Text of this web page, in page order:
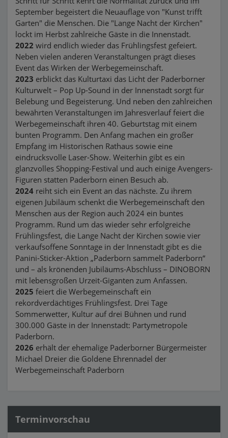
September begeistert die Neuauflage von "Kunst trifft
Garten" die Menschen. Die "Lange Nacht der Kirchen"
lockt im Herbst zahlreiche Gäste in die Innenstadt.
2022 wird endlich wieder das Frühlingsfest gefeiert.
Neben vielen anderen Veranstaltungen prägt dieses
Event das Wirken der Werbegemeinschaft.
2023 erblickt das Kulturtaxi das Licht der Paderborner
Kulturwelt – Pop Up-Sound in der Innenstadt sorgt für
Belebung und Begeisterung. Und neben den zahlreichen
bewährten Veranstaltungen im Jahresverlauf feiert die
Werbegemeinschaft ihren 40. Geburtstag mit einem
bunten Programm. Den Anfang machen ein großer
Empfang im Historischen Rathaus sowie eine
eindrucksvolle Laser-Show. Weiterhin gibt es ein
glanzvolles Shopping-Festival und auch einige Avengers-
Figuren statten Paderborn einen Besuch ab.
2024 reiht sich ein Event an das nächste. Zu ihrem
eigenen Jubiläum schenkt die Werbegemeinschaft den
Menschen aus der Region auch 2024 ein buntes
Programm. Rund um das wieder sehr erfolgreiche
Frühlingsfest, die Lange Nacht der Kirchen sowie vier
verkaufsoffene Sonntage in der Innenstadt gibt es die
Panini-Sticker-Aktion „Paderborn sammelt Paderborn“
und – als krönenden Jubiläums-Abschluss – DINOBORN
mit lebensgroßen Urzeit-Giganten zum Anfassen.
2025 feiert die Werbegemeinschaft ein
rekordverdächtiges Frühlingsfest. Drei Tage
Sommerwetter, Kultur auf drei Bühnen und rund
300.000 Gäste in der Innenstadt: Partymetropole
Paderborn.
2026 erhält der ehemalige Paderborner Bürgermeister
Michael Dreier die Goldene Ehrennadel der
Werbegemeinschaft Paderborn
Terminvorschau